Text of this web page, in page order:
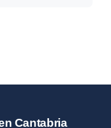
Cantabria